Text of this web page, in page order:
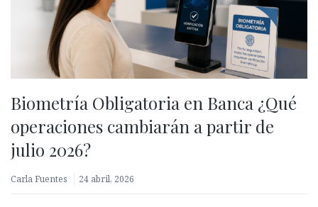
12 marzo, 2026
Biometría Obligatoria en Banca ¿Qué
operaciones cambiarán a partir de
julio 2026?
Carla Fuentes 24 abril, 2026